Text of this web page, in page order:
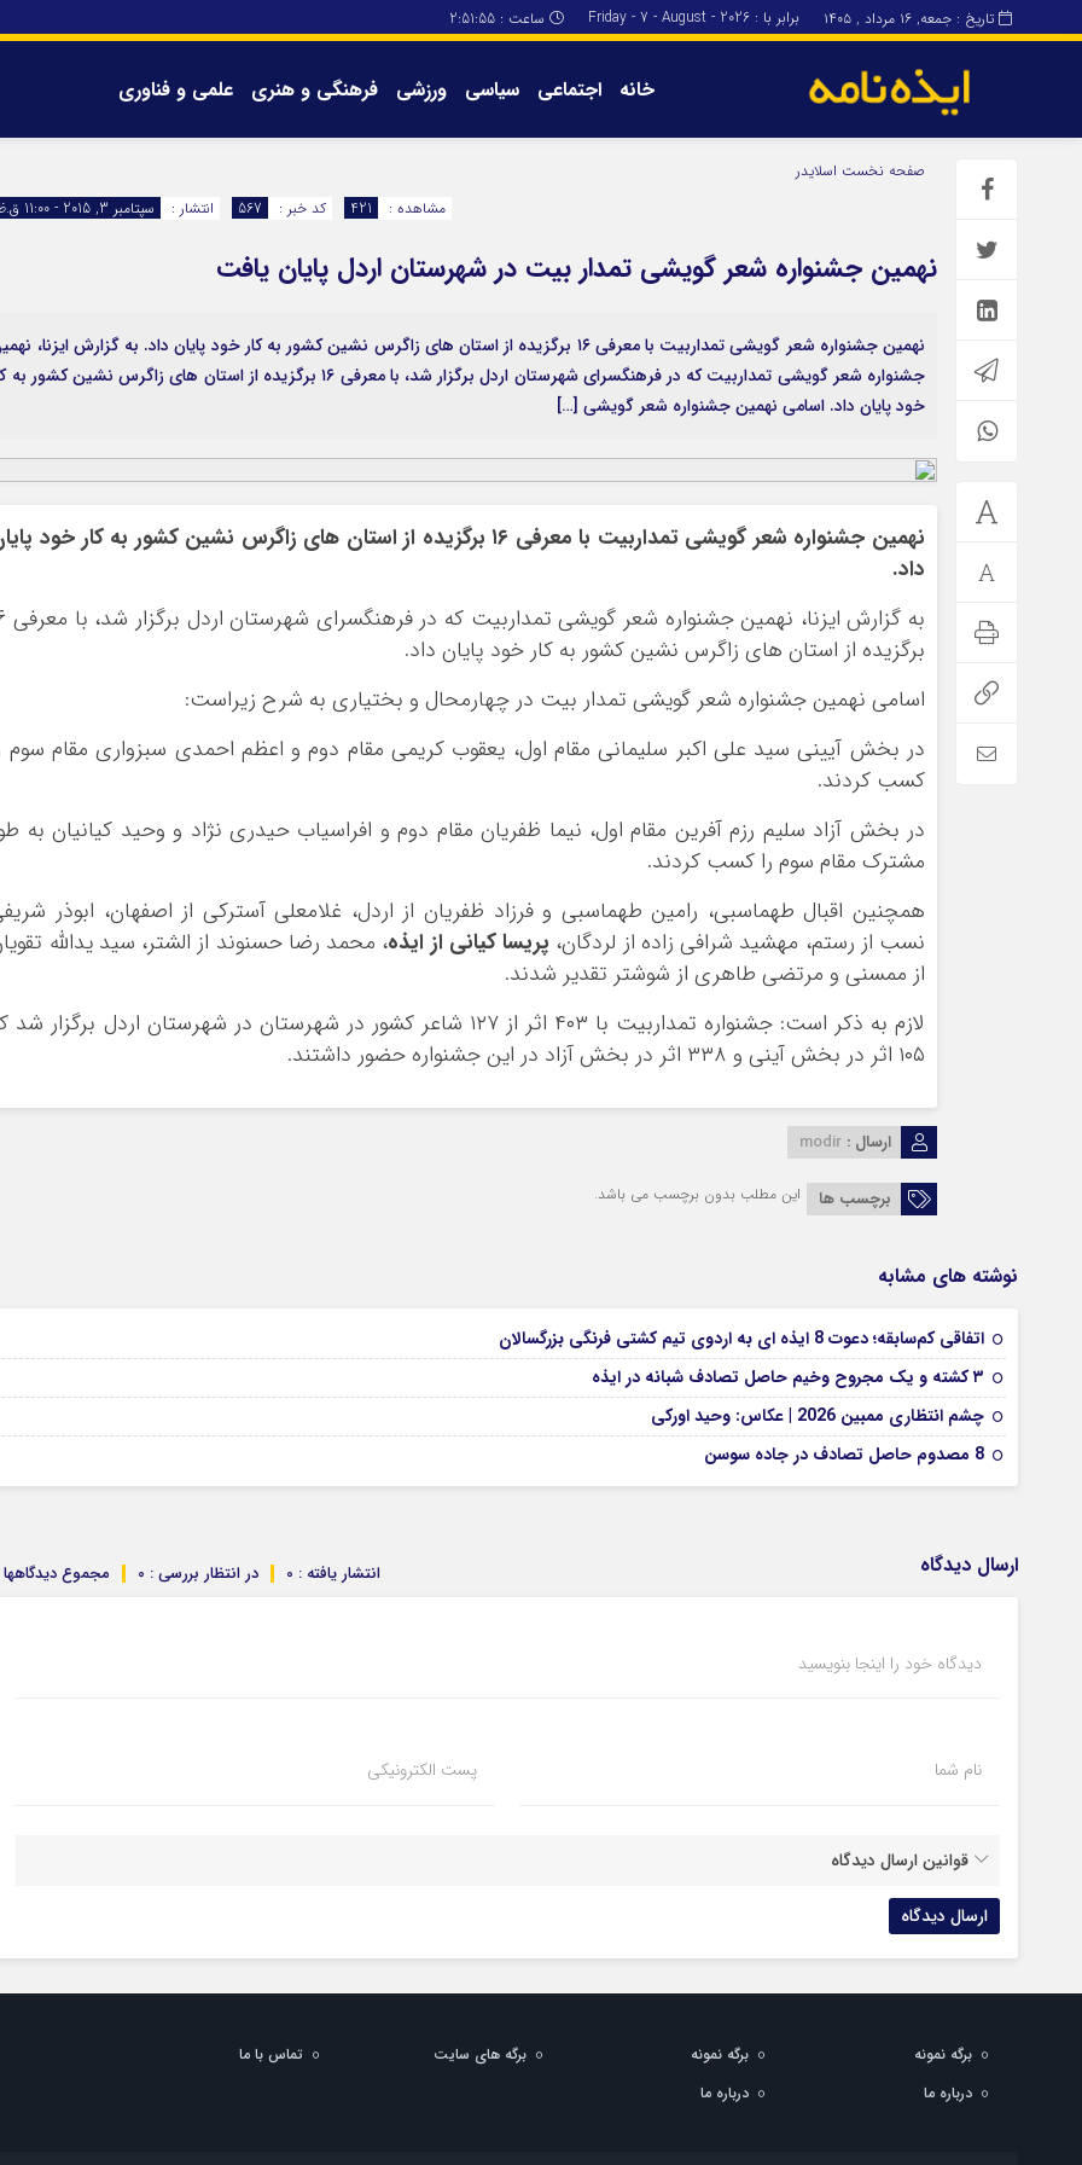
تاریخ : جمعه, ۱۶ مرداد , ۱۴۰۵ برابر با : Friday - 7 - August - 2026 ساعت : 2:51:55
خانه اجتماعی سیاسی ورزشی فرهنگی و هنری علمی و فناوری
برگه نمونهصفحه نخست اسلایدر
انتشار :
سپتامبر 3, 2015 - 11:00 ق.ظ کد خبر : 567 مشاهده : 421
نهمین جشنواره شعر گویشی تمدار بیت در شهرستان اردل پایان یافت
نهمین جشنواره شعر گویشی تمداربیت با معرفی ۱۶ برگزیده از استان های زاگرس نشین کشور به کار خود پایان داد. به گزارش ایزنا،
جشنواره شعر گویشی تمداربیت که در فرهنگسرای شهرستان اردل برگزار شد، با معرفی ۱۶ برگزیده از استان های زاگرس نشین کشور
خود پایان داد. اسامی نهمین جشنواره شعر گویشی […]
نهمین جشنواره شعر گویشی تمداربیت با معرفی ۱۶ برگزیده از استان های زاگرس نشین کشور به کار خود
داد.
به گزارش ایزنا،
برگزیده از استان های زاگرس نشین کشور به کار خود پایان داد.
اسامی نهمین جشنواره شعر گویشی تمدار بیت در چهارمحال و بختیاری به شرح زیراست:
در بخش آیینی سید علی اکبر سلیمانی مقام اول، یعقوب کریمی مقام دوم و اعظم احمدی سبزواری مقام سوم
کسب کردند.
در بخش آزاد سلیم رزم آفرین مقام اول، نیما ظفریان مقام دوم و افراسیاب حیدری نژاد و وحید کیانیان به
مشترک مقام سوم را کسب کردند.
همچنین اقبال طهماسبی، رامین طهماسبی و فرزاد ظفریان از اردل، غلامعلی آسترکی از اصفهان، ابوذر
نسب از رستم، مهشید شرافی زاده از لردگان، پریسا کیانی از ایذه، محمد رضا حسنوند از الشتر، سید یدالله
از ممسنی و مرتضی طاهری از شوشتر تقدیر شدند.
لازم به ذکر است: جشنواره تمداربيت با ۴۰۳ اثر از ۱۲۷ شاعر كشور در شهرستان در شهرستان اردل برگزار
۱۰۵ اثر در بخش آيني و ۳۳۸ اثر در بخش آزاد در اين جشنواره حضور داشتند.
ارسال : modir
برچسب ها این مطلب بدون برچسب می باشد.
نوشته های مشابه
اتفاقی کم‌سابقه؛ دعوت 8 ایذه ای به اردوی تیم کشتی فرنگی بزرگسالان
۳ کشته و یک مجروح وخیم حاصل تصادف شبانه در ایذه
چشم انتظاری ممبین 2026 | عکاس: وحید اورکی
8 مصدوم حاصل تصادف در جاده سوسن
ارسال دیدگاه مجموع دیدگاهها : در انتظار بررسی : 0 انتشار یافته : 0
دیدگاه خود را اینجا بنویسید
نام شما پست الکترونیکی
قوانین ارسال دیدگاه
برگه نمونه برگه نمونه برگه های سایت
تماس با ما
درباره ما
درباره ما